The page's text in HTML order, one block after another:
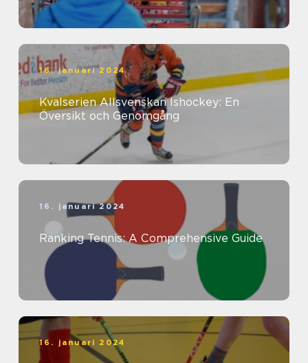
16. januari 2024
Kvalserien Allsvenskan Ishockey: En
Översikt och Genomgång
16. januari 2024
Ranking Tennis: A Comprehensive Guide
16. januari 2024